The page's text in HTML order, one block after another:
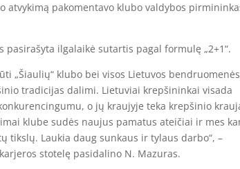
atvykimą pakomentavo klubo valdybos
pasirašyta ilgalaikė sutartis pagal formulę „2+1“.
„Šiaulių“ klubo bei visos Lietuvos bendruomenės
tradicijas dalimi. Lietuviai krepšininkai visada
o jų kraujyje teka krepšinio
klube sudės naujus pamatus ateičiai ir mes
tikslų. Laukia daug sunkaus ir tylaus darbo“, –
stotelę pasidalino N. Mazuras.